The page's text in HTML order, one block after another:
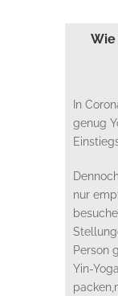
In
genug
nur
Person
Yin-